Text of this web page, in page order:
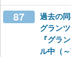
87
過去の
グラン
『グラ
ル中（～